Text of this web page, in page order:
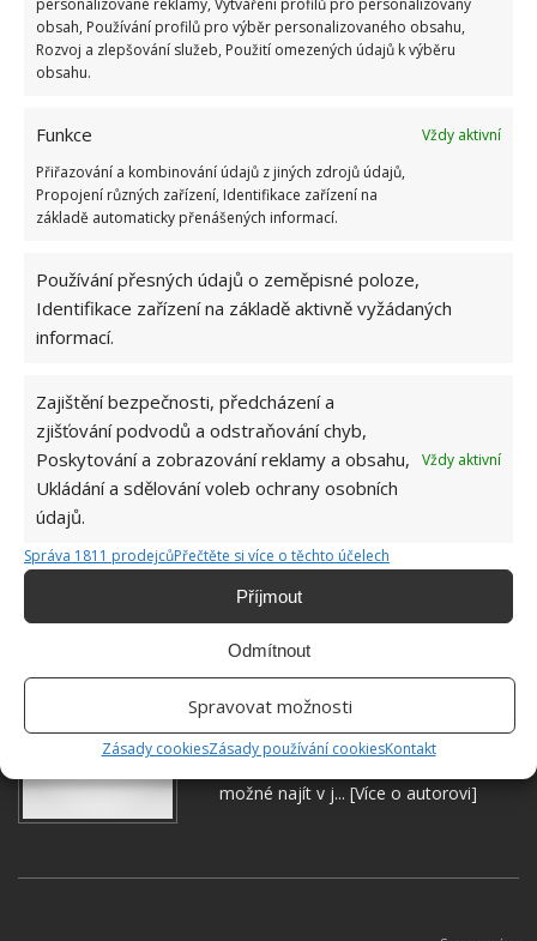
personalizované reklamy, Vytváření profilů pro personalizovaný
obsah, Používání profilů pro výběr personalizovaného obsahu,
Rozvoj a zlepšování služeb, Použití omezených údajů k výběru
obsahu.
Funkce
Vždy aktivní
Přiřazování a kombinování údajů z jiných zdrojů údajů,
Propojení různých zařízení, Identifikace zařízení na
základě automaticky přenášených informací.
Používání přesných údajů o zeměpisné poloze,
Identifikace zařízení na základě aktivně vyžádaných
informací.
Zajištění bezpečnosti, předcházení a
zjišťování podvodů a odstraňování chyb,
Poskytování a zobrazování reklamy a obsahu,
Ukládání a sdělování voleb ochrany osobních
údajů.
Vždy aktivní
Správa 1811 prodejcůPřečtěte si více o těchto účelech
Příjmout
Odmítnout
Spravovat možnosti
Zásady cookiesZásady používání cookiesKontakt
vzduch.
Zdroj:BHG
Jiří Kolář
Absolvent České zemědělské
univerzity, který je již od malička
možné najít v j... [Více o autorovi]